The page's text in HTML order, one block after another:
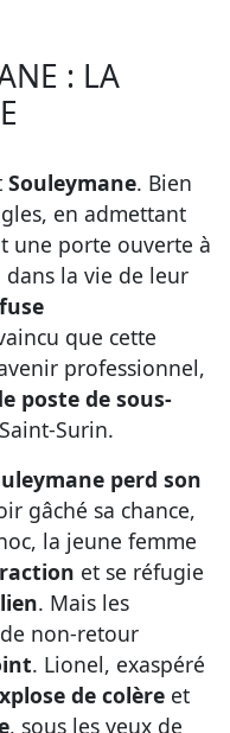
: LA
Souleymane. Bien
en admettant
une porte ouverte à
la vie de leur
que cette
professionnel,
poste de sous-
Surin.
perd son
gâché sa chance,
la jeune femme
et se réfugie
. Mais les
non-retour
. Lionel, exaspéré
de colère et
, sous les yeux de